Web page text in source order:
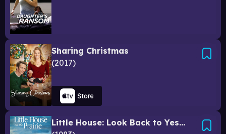
Sharing Christmas
2017
Little House: Look Back to Yesterday